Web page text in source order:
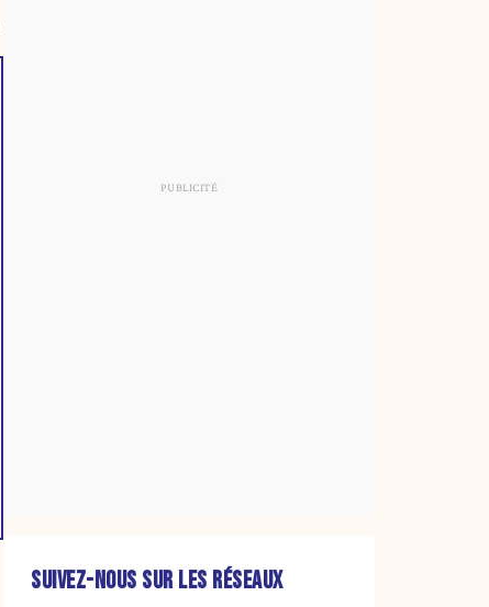
SUIVEZ-NOUS SUR LES RÉSEAUX